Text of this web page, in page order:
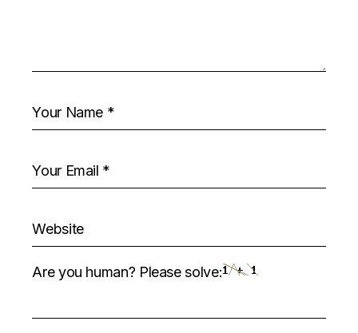
Are you human? Please solve: